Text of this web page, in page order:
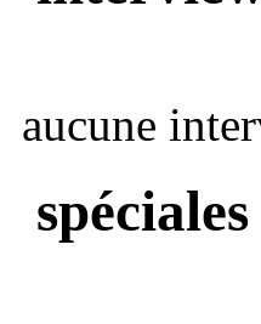
aucune
spéciales